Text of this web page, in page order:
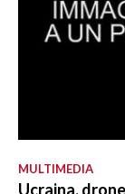
MULTIMEDIA
Ucraina,